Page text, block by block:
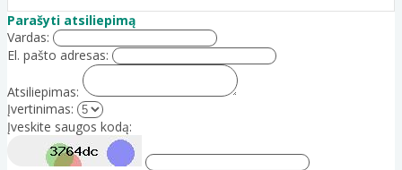
Parašyti atsiliepimą
Vardas:
El. pašto adresas:
Atsiliepimas:
Įvertinimas:
Įveskite saugos kodą: